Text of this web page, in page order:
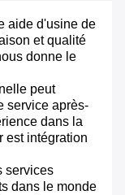
aide d'usine de
et qualité
donne le
peut
service après-
dans la
est intégration
services
dans le monde